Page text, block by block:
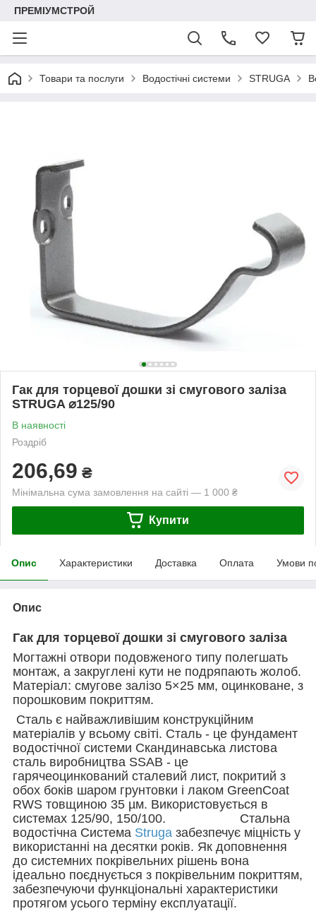
ПРЕМІУМСТРОЙ
Товари та послуги Водостічні системи STRUGA
Гак для торцевої дошки зі смугового заліза
STRUGA ⌀125/90
В наявності
Роздріб
206,69 ₴
Мінімальна сума замовлення на сайті — 1 000 ₴
Купити
Опис Характеристики Доставка Оплата Умови
Опис
Гак для торцевої дошки зі смугового заліза
Могтажні отвори подовженого типу полегшать
монтаж, а закруглені кути не подряпають жолоб.
Матеріал: смугове залізо 5×25 мм, оцинковане, з
порошковим покриттям.
Сталь є найважливішим конструкційним
матеріалів у всьому світі. Сталь - це фундамент
водостічної системи Скандинавська листова
сталь виробництва SSAB - це
гарячеоцинкований сталевий лист, покритий з
обох боків шаром грунтовки і лаком GreenCoat
RWS товщиною 35 µм. Використовується в
системах 125/90, 150/100. Стальна
водостічна Система Struga забезпечує міцність у
використанні на десятки років. Як доповнення
до системних покрівельних рішень вона
ідеально поєднується з покрівельним покриттям,
забезпечуючи функціональні характеристики
протягом усього терміну експлуатації.